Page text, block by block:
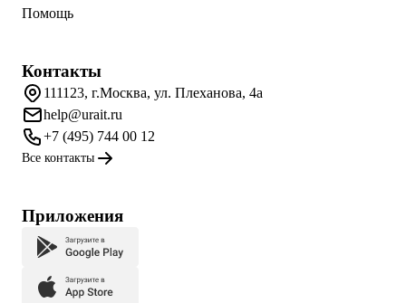
Помощь
Контакты
111123, г.Москва, ул. Плеханова, 4а
help@urait.ru
+7 (495) 744 00 12
Все контакты
Приложения